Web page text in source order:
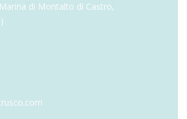
di Montalto di Castro,